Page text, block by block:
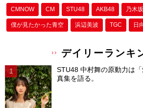
CMNOW CM STU48 AKB48 乃木
僕が⾒たかった⻘空 浜辺美波 TGC 日
デイリーランキ
STU48 中村舞の原動力は
真集を語る。